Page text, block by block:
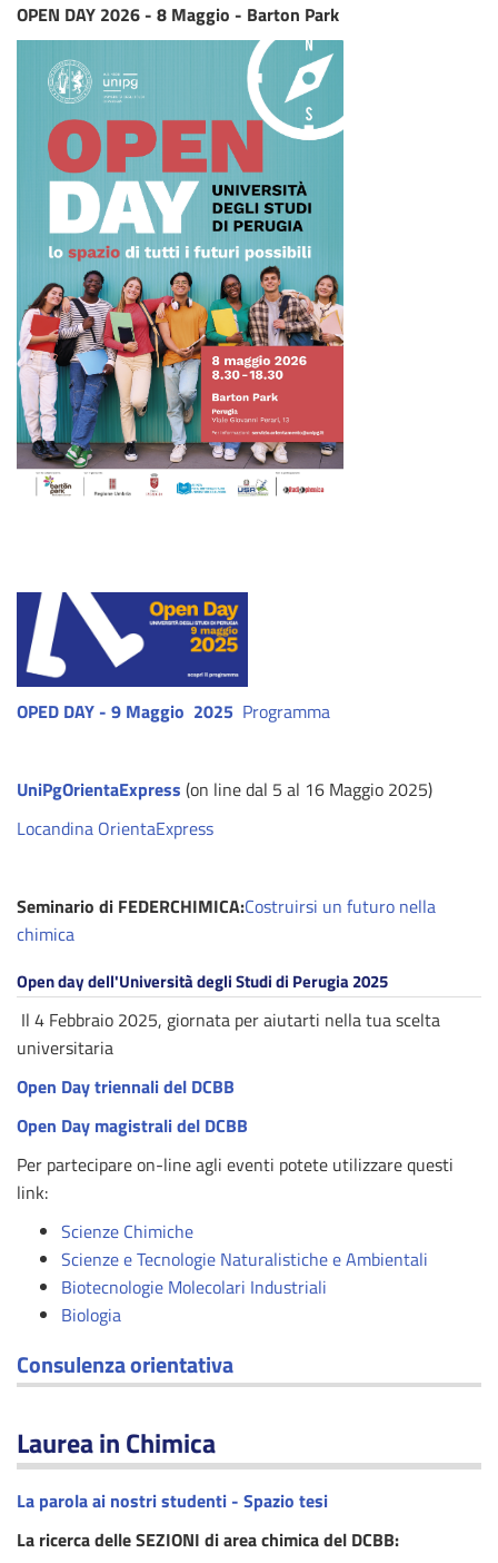
OPEN DAY 2026 - 8 Maggio - Barton Park
OPED DAY - 9 Maggio 2025 Programma
UniPgOrientaExpress (on line dal 5 al 16 Maggio 2025)
Locandina OrientaExpress
Seminario di FEDERCHIMICA:Costruirsi un futuro nella
chimica
Open day dell'Università degli Studi di Perugia 2025
Il 4 Febbraio 2025, giornata per aiutarti nella tua scelta
universitaria
Open Day triennali del DCBB
Open Day magistrali del DCBB
Per partecipare on-line agli eventi potete utilizzare questi
link:
Scienze Chimiche
Scienze e Tecnologie Naturalistiche e Ambientali
Biotecnologie Molecolari Industriali
Biologia
Consulenza orientativa
Laurea in Chimica
La parola ai nostri studenti - Spazio tesi
La ricerca delle SEZIONI di area chimica del DCBB: